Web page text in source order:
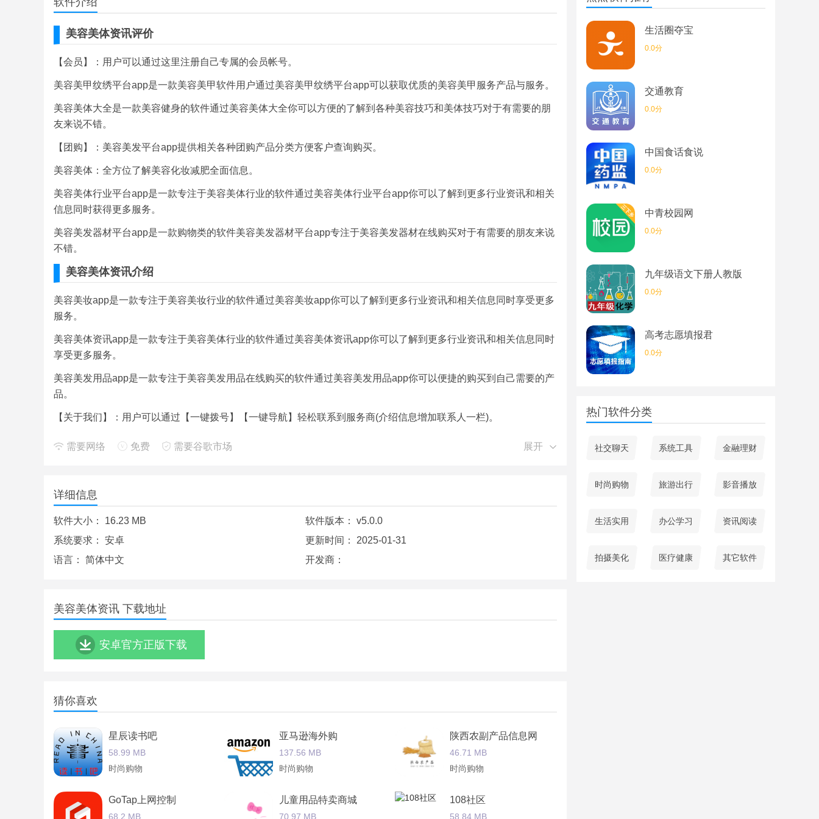
美容美体资讯评价
【会员】：用户可以通过这里注册自己专属的会员帐号。
美容美甲纹绣平台app是一款美容美甲软件用户通过美容美甲纹绣平台app可以获取优质的美容美甲服务产品与服务。
美容美体大全是一款美容健身的软件通过美容美体大全你可以方便的了解到各种美容技巧和美体技巧对于有需要的朋
友来说不错。
【团购】：美容美发平台app提供相关各种团购产品分类方便客户查询购买。
美容美体：全方位了解美容化妆减肥全面信息。
美容美体行业平台app是一款专注于美容美体行业的软件通过美容美体行业平台app你可以了解到更多行业资讯和相关
信息同时获得更多服务。
美容美发器材平台app是一款购物类的软件美容美发器材平台app专注于美容美发器材在线购买对于有需要的朋友来说
不错。
美容美体资讯介绍
美容美妆app是一款专注于美容美妆行业的软件通过美容美妆app你可以了解到更多行业资讯和相关信息同时享受更多
服务。
美容美体资讯app是一款专注于美容美体行业的软件通过美容美体资讯app你可以了解到更多行业资讯和相关信息同时
享受更多服务。
美容美发用品app是一款专注于美容美发用品在线购买的软件通过美容美发用品app你可以便捷的购买到自己需要的产
品。
【关于我们】：用户可以通过【一键拨号】【一键导航】轻松联系到服务商(介绍信息增加联系人一栏)。
美容美体网app是一款专注于美容美体行业的软件通过美容美体网app你可以了解到更多行业资讯和相关信息同时享受
享受更多服务。
美容美白针app是一款美容服务应用美容美白针app为用户打造一个优质的美容服务平台方便用户通过软件体验全新的
美容针让用户轻松美容。
美容美体资讯亮点
2、美容美发门户app是一款丽人美容应用是昆明九度信息科技有限公司推出的美容美发服务平台。在这里你可在线查
3、【二维码分享】：二维码图片由运营商通过后台上传更新。
美容美体资讯优势
容美发产品。
美容美发网是一款专注于美容美发行业的软件通过美容美发网你可以了解到更多行业资讯和相关信息同时享受更多服
务。
美容美发门户为大众提供美容美发门店供求商机展会美妆造型美发造型美容美发资讯等立志做美容美发行业的倡导者
传播者实践者。现正火热招商中……
需要网络 免费 需要谷歌市场 展开
详细信息
软件大小： 16.23 MB 软件版本： v5.0.0
系统要求： 安卓 更新时间： 2025-01-31
语言： 简体中文 开发商：
美容美体资讯 下载地址
安卓官方正版下载
猜你喜欢
星辰读书吧
58.99 MB
时尚购物
亚马逊海外购
137.56 MB
时尚购物
陕西农副产品信息网
46.71 MB
时尚购物
GoTap上网控制
68.2 MB
儿童用品特卖商城
70.97 MB
108社区
58.84 MB
生活圈夺宝
0.0分
交通教育
0.0分
中国食话食说
0.0分
中青校园网
0.0分
九年级语文下册人教版
0.0分
高考志愿填报君
0.0分
热门软件分类
社交聊天 系统工具 金融理财
时尚购物 旅游出行 影音播放
生活实用 办公学习 资讯阅读
拍摄美化 医疗健康 其它软件